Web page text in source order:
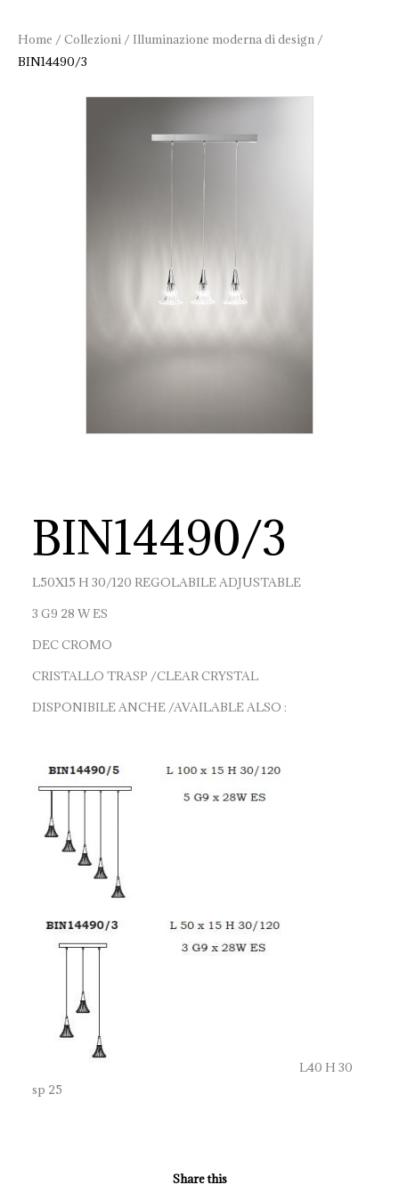
Home /Collezioni /Illuminazione moderna di design /
BIN14490/3
BIN14490/3
L50X15 H 30/120 REGOLABILE ADJUSTABLE
3 G9 28 W ES
DEC CROMO
CRISTALLO TRASP /CLEAR CRYSTAL
DISPONIBILE ANCHE /AVAILABLE ALSO :
L40 H 30
sp 25
Share this